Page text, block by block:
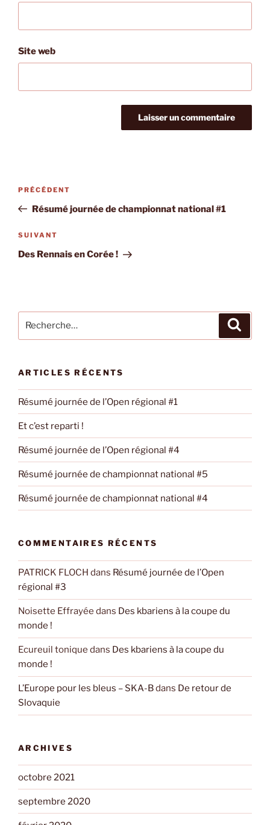
Site web
Navigation
l’article
Article
précédent
PRÉCÉDENT
Résumé journée de championnat national #1
Article
suivant
SUIVANT
Des Rennais en Corée !
pour
ARTICLES RÉCENTS
Résumé journée de l’Open régional #1
Et c’est reparti !
Résumé journée de l’Open régional #4
Résumé journée de championnat national #5
Résumé journée de championnat national #4
COMMENTAIRES RÉCENTS
PATRICK FLOCH dans Résumé journée de l’Open
régional #3
Noisette Effrayée dans Des kbariens à la coupe du
monde !
Ecureuil tonique dans Des kbariens à la coupe du
monde !
L’Europe pour les bleus – SKA-Bdans De retour de
Slovaquie
ARCHIVES
octobre 2021
septembre 2020